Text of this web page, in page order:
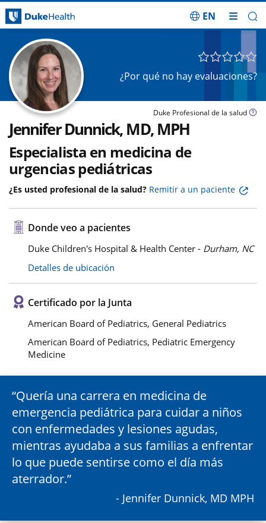
EN
¿Por qué no hay evaluaciones?
Duke Profesional de la salud
Jennifer Dunnick, MD, MPH
Especialista en medicina de
urgencias pediátricas
¿Es usted profesional de la salud? Remitir a un paciente
Donde veo a pacientes
Duke Children's Hospital & Health Center - Durham, NC
Detalles de ubicación
Certificado por la Junta
American Board of Pediatrics, General Pediatrics
American Board of Pediatrics, Pediatric Emergency
Medicine
Quería una carrera en medicina de
emergencia pediátrica para cuidar a niños
con enfermedades y lesiones agudas,
mientras ayudaba a sus familias a enfrentar
lo que puede sentirse como el día más
aterrador.
- Jennifer Dunnick, MD MPH